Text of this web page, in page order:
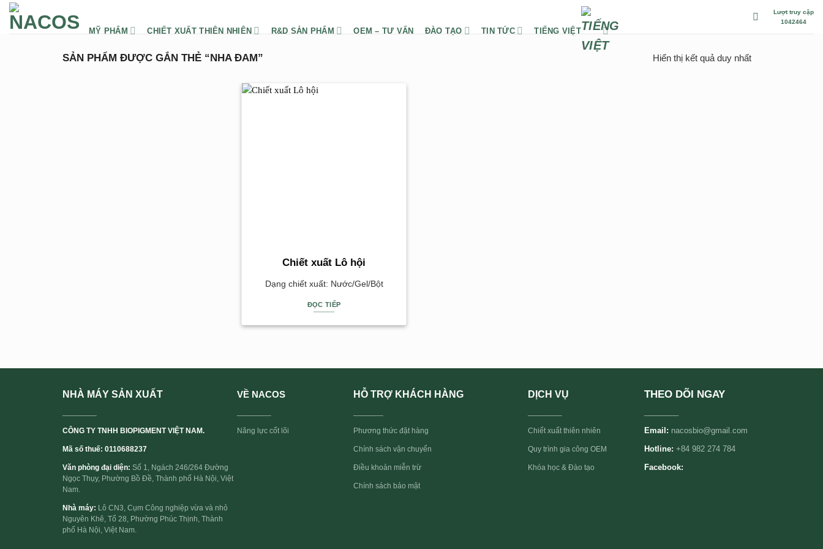
Chuyển
đến
MỸ PHẨM CHIẾT XUẤT THIÊN NHIÊN R&D SẢN PHẨM OEM – TƯ VẤN ĐÀO TẠO TIN TỨC TIẾNG VIỆT
Lượt truy cập
1042464
SẢN PHẨM ĐƯỢC GẮN THẺ “NHA ĐAM” Hiển thị kết quả duy nhất
Chiết xuất Lô hội
Dạng chiết xuất: Nước/Gel/Bột
ĐỌC TIẾP
NHÀ MÁY SẢN XUẤT
CÔNG TY TNHH BIOPIGMENT VIỆT NAM.
Mã số thuế: 0110688237
Văn phòng đại diện: Số 1, Ngách 246/264 Đường
Ngọc Thụy, Phường Bồ Đề, Thành phố Hà Nội, Việt
Nam.
Nhà máy: Lô CN3, Cụm Công nghiệp vừa và nhỏ
Nguyên Khê, Tổ 28, Phường Phúc Thịnh, Thành
phố Hà Nội, Việt Nam.
VỀ NACOS
Năng lực cốt lõi
HỖ TRỢ KHÁCH HÀNG
Phương thức đặt hàng
Chính sách vận chuyển
Điều khoản miễn trừ
Chính sách bảo mật
DỊCH VỤ
Chiết xuất thiên nhiên
Quy trình gia công OEM
Khóa học & Đào tạo
THEO DÕI NGAY
Email: nacosbio@gmail.com
Hotline: +84 982 274 784
Facebook: